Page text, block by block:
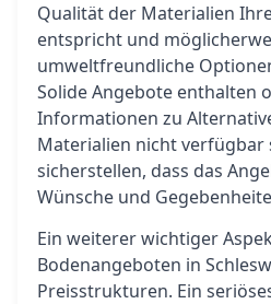
Qualität der Materialien
entspricht und
umweltfreundliche
Solide Angebote enthalten
Informationen zu
Materialien nicht verfügbar
sicherstellen, dass das
Wünsche und
Ein weiterer wichtiger
Bodenangeboten in
Preisstrukturen. Ein